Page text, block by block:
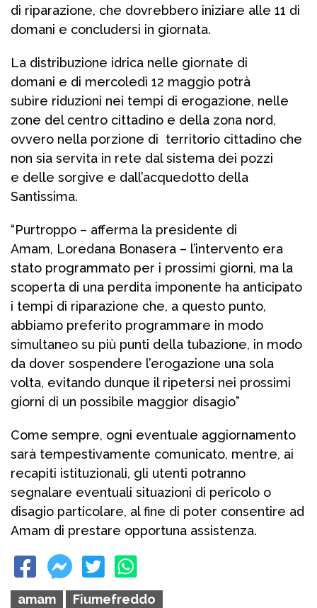
di riparazione, che dovrebbero iniziare alle 11 di
domani e concludersi in giornata.
La distribuzione idrica nelle giornate di
domani e di mercoledì 12 maggio potrà
subìre riduzioni nei tempi di erogazione, nelle
zone del centro cittadino e della zona nord,
ovvero nella porzione di territorio cittadino che
non sia servita in rete dal sistema dei pozzi
e delle sorgive e dall’acquedotto della
Santissima.
“Purtroppo – afferma la presidente di
Amam, Loredana Bonasera – l’intervento era
stato programmato per i prossimi giorni, ma la
scoperta di una perdita imponente ha anticipato
i tempi di riparazione che, a questo punto,
abbiamo preferito programmare in modo
simultaneo su più punti della tubazione, in modo
da dover sospendere l’erogazione una sola
volta, evitando dunque il ripetersi nei prossimi
giorni di un possibile maggior disagio”
Come sempre, ogni eventuale aggiornamento
sarà tempestivamente comunicato, mentre, ai
recapiti istituzionali, gli utenti potranno
segnalare eventuali situazioni di pericolo o
disagio particolare, al fine di poter consentire ad
Amam di prestare opportuna assistenza.
amam
Fiumefreddo